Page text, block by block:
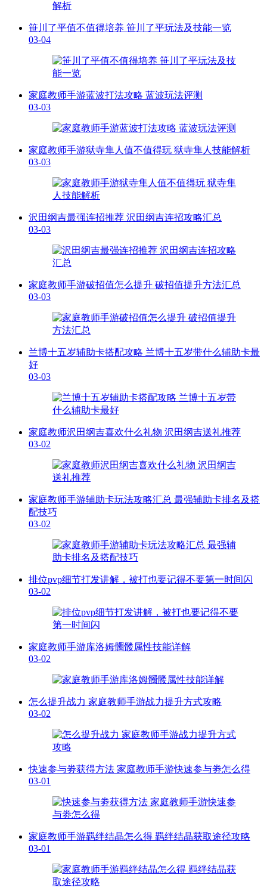
笹川了平值不值得培养 笹川了平玩法及技能一览
03-04
家庭教师手游蓝波打法攻略 蓝波玩法评测
03-03
家庭教师手游狱寺隼人值不值得玩 狱寺隼人技能解析
03-03
沢田纲吉最强连招推荐 沢田纲吉连招攻略汇总
03-03
家庭教师手游破招值怎么提升 破招值提升方法汇总
03-03
兰博十五岁辅助卡搭配攻略 兰博十五岁带什么辅助卡最
好
03-03
家庭教师沢田纲吉喜欢什么礼物 沢田纲吉送礼推荐
03-02
家庭教师手游辅助卡玩法攻略汇总 最强辅助卡排名及搭
配技巧
03-02
排位pvp细节打发讲解，被打也要记得不要第一时间闪
03-02
家庭教师手游库洛姆髑髅属性技能详解
03-02
怎么提升战力 家庭教师手游战力提升方式攻略
03-02
快速参与劵获得方法 家庭教师手游快速参与劵怎么得
03-01
家庭教师手游羁绊结晶怎么得 羁绊结晶获取途径攻略
03-01